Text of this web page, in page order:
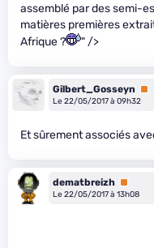
assemblé par des semi-
matières premières
Afrique ?
" />
Gilbert_Gosseyn
Le 22/05/2017 à 09h32
Et sûrement associés
dematbreizh Premium
Le 22/05/2017 à 13h08